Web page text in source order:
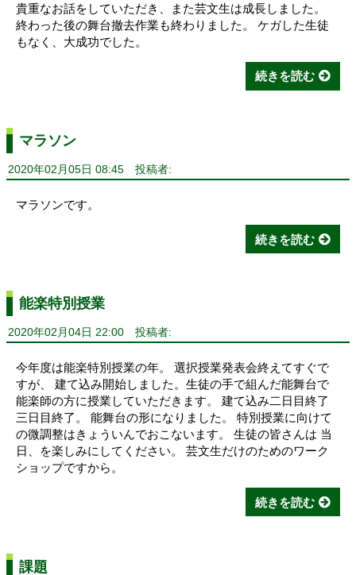
貴重なお話をしていただき、また芸文生は成長しました。
終わった後の舞台撤去作業も終わりました。 ケガした生徒
もなく、大成功でした。
続きを読む
マラソン
2020年02月05日 08:45 投稿者:
マラソンです。
続きを読む
能楽特別授業
2020年02月04日 22:00 投稿者:
今年度は能楽特別授業の年。 選択授業発表会終えてすぐで
すが、 建て込み開始しました。生徒の手で組んだ能舞台で
能楽師の方に授業していただきます。 建て込み二日目終了
三日目終了。 能舞台の形になりました。 特別授業に向けて
の微調整はきょういんでおこないます。 生徒の皆さんは 当
日、を楽しみにしてください。 芸文生だけのためのワーク
ショップですから。
続きを読む
課題